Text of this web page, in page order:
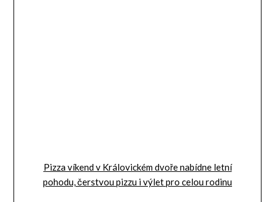
Pizza víkend v Královickém dvoře nabídne letní
pohodu, čerstvou pizzu i výlet pro celou rodinu